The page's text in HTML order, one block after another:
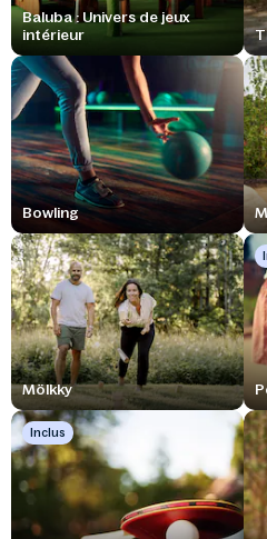
Baluba : Univers de jeux
intérieur
Bowling
Mölkky
Inclus